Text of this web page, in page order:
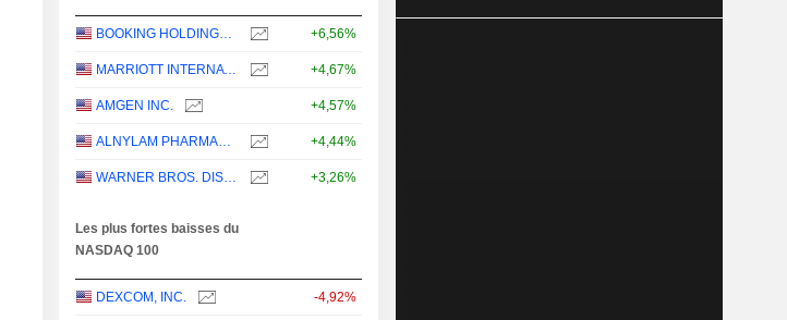
BOOKING HOLDINGS INC. +6,56%
MARRIOTT INTERNATIONAL, INC. +4,67%
AMGEN INC. +4,57%
ALNYLAM PHARMACEUTICALS, INC. +4,44%
WARNER BROS. DISCOVERY, INC. +3,26%
Les plus fortes baisses du
NASDAQ 100
DEXCOM, INC. -4,92%